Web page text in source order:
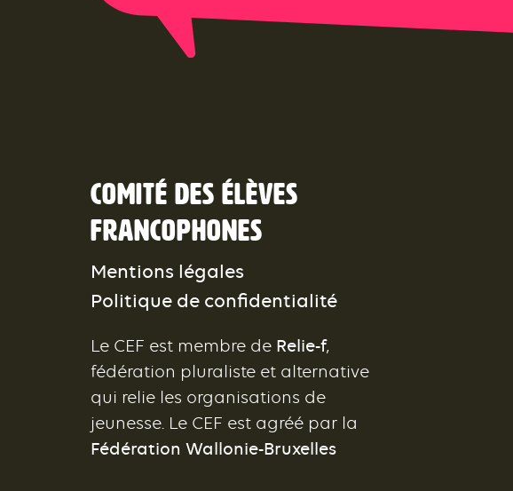
Comité des élèves
francophones
Mentions légales
Politique de confidentialité
Le CEF est membre de Relie-f,
fédération pluraliste et alternative
qui relie les organisations de
jeunesse. Le CEF est agréé par la
Fédération Wallonie-Bruxelles